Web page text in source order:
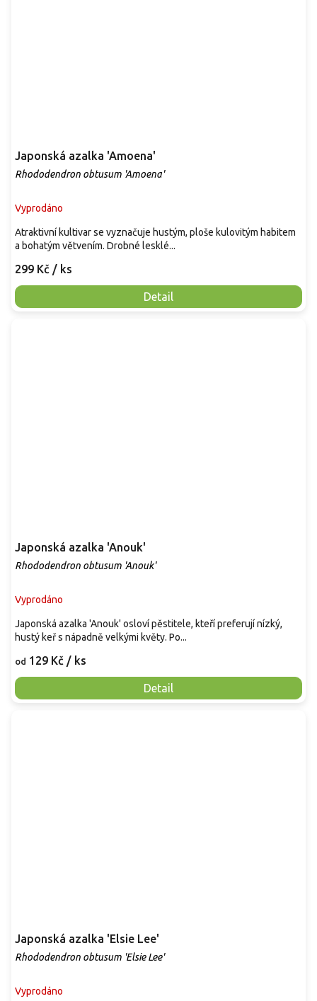
Japonská azalka 'Amoena'
Rhododendron obtusum 'Amoena'
Vyprodáno
299 Kč / ks
Detail
Atraktivní kultivar se vyznačuje hustým, ploše kulovitým habitem
a bohatým větvením. Drobné lesklé...
Japonská azalka 'Anouk'
Rhododendron obtusum 'Anouk'
Vyprodáno
od 129 Kč / ks
Detail
Japonská azalka 'Anouk' osloví pěstitele, kteří preferují nízký,
hustý keř s nápadně velkými květy. Po...
Japonská azalka 'Elsie Lee'
Rhododendron obtusum 'Elsie Lee'
Vyprodáno